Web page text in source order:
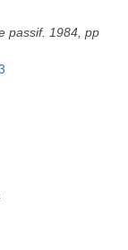
passif. 1984, pp